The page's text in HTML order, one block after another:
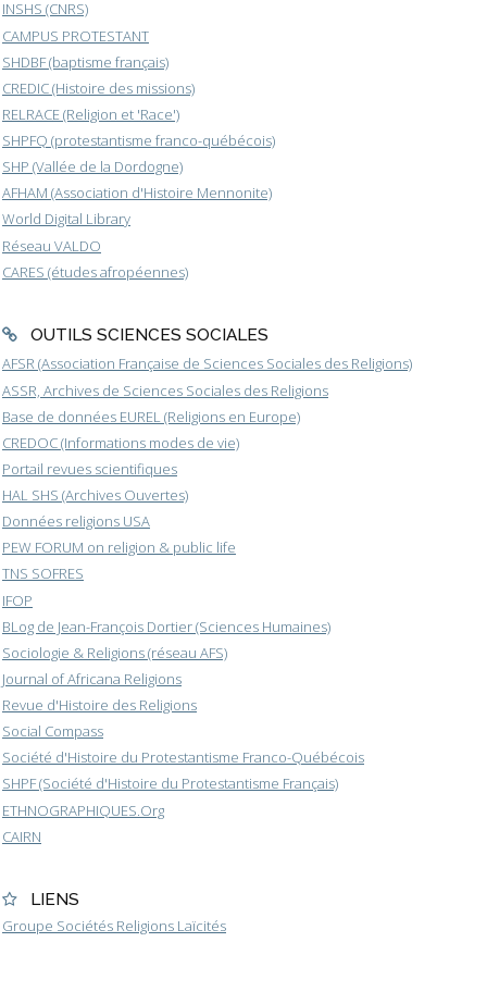
INSHS (CNRS)
CAMPUS PROTESTANT
SHDBF (baptisme français)
CREDIC (Histoire des missions)
RELRACE (Religion et 'Race')
SHPFQ (protestantisme franco-québécois)
SHP (Vallée de la Dordogne)
AFHAM (Association d'Histoire Mennonite)
World Digital Library
Réseau VALDO
CARES (études afropéennes)
OUTILS SCIENCES SOCIALES
AFSR (Association Française de Sciences Sociales des Religions)
ASSR, Archives de Sciences Sociales des Religions
Base de données EUREL (Religions en Europe)
CREDOC (Informations modes de vie)
Portail revues scientifiques
HAL SHS (Archives Ouvertes)
Données religions USA
PEW FORUM on religion & public life
TNS SOFRES
IFOP
BLog de Jean-François Dortier (Sciences Humaines)
Sociologie & Religions (réseau AFS)
Journal of Africana Religions
Revue d'Histoire des Religions
Social Compass
Société d'Histoire du Protestantisme Franco-Québécois
SHPF (Société d'Histoire du Protestantisme Français)
ETHNOGRAPHIQUES.Org
CAIRN
LIENS
Groupe Sociétés Religions Laïcités